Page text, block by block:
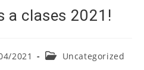
a clases 2021!
2021
Categoría
Uncategorized